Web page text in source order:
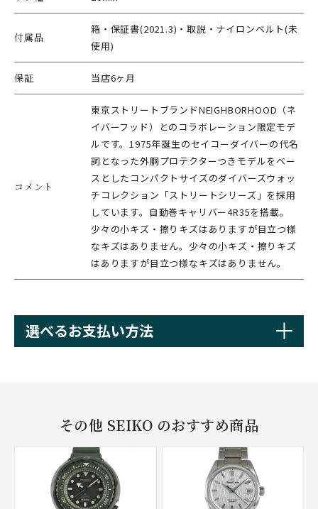
付属品
箱・保証書(2021.3)・取説・ナイロンベルト(未
使用)
保証 当店6ヶ月
コメント
東京ストリートブランドNEIGHBORHOOD（ネ
イバーフッド）とのコラボレーション限定モデ
ルです。1975年誕生のセイコーダイバーの代名
詞となった外胴プロテクターつきモデルをベー
スとしたコンパクトサイズのダイバーズウォッ
チコレクション「ストリートシリーズ」を採用
しています。自動巻キャリバー4R35を搭載。
少々の小キズ・擦りキズはありますが目立つ様
なキズはありません。少々の小キズ・擦りキズ
はありますが目立つ様なキズはありません。
選べるお支払い方法
その他 SEIKO のおすすめ商品